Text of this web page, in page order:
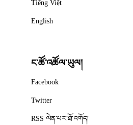
Tiếng Việt
English
ང་ཚོ་འཚོལ་ཡུལ།
Facebook
Twitter
RSS ལེན་པར་ཐོ་འགོད།